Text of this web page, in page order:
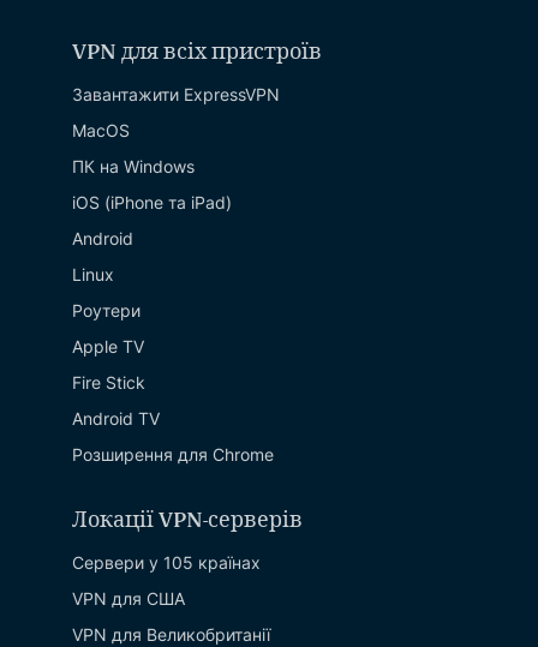
VPN для всіх пристроїв
Завантажити ExpressVPN
MacOS
ПК на Windows
iOS (iPhone та iPad)
Android
Linux
Роутери
Apple TV
Fire Stick
Android TV
Розширення для Chrome
Локації VPN-серверів
Сервери у 105 країнах
VPN для США
VPN для Великобританії